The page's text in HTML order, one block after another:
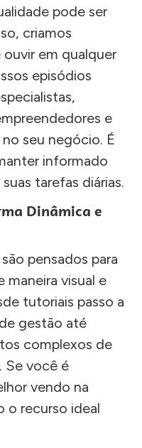
pode ser
criamos
em qualquer
episódios
e
seu negócio. É
informado
tarefas diárias.
Dinâmica e
pensados para
maneira visual e
tutoriais passo a
gestão até
complexos de
Se você é
vendo na
o recurso ideal